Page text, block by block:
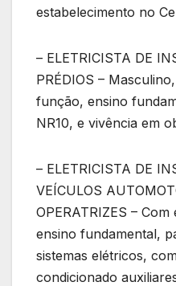
estabelecimento no
– ELETRICISTA DE
PRÉDIOS –
função, ensino
NR10, e vivência em
– ELETRICISTA DE
VEÍCULOS
OPERATRIZES –
ensino fundamental,
sistemas elétricos,
condicionado